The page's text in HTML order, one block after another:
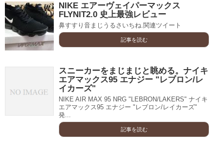
NIKE エアーヴェイパーマックス
FLYNIT2.0 史上最強レビュー
鼻すすり音まじうるさいちね.関連ツイート
記事を読む
スニーカーをまじまじと眺める。ナイキ
エアマックス95 エナジー "レブロン/レ
イカーズ"
NIKE AIR MAX 95 NRG "LEBRON/LAKERS" ナイキ
エアマックス95 エナジー "レブロン/レイカーズ"
発...
記事を読む